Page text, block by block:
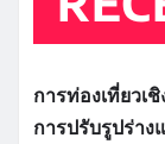
การท่องเที่ยวเ
การปรับรูปร่าง